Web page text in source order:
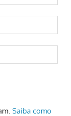
Saiba como